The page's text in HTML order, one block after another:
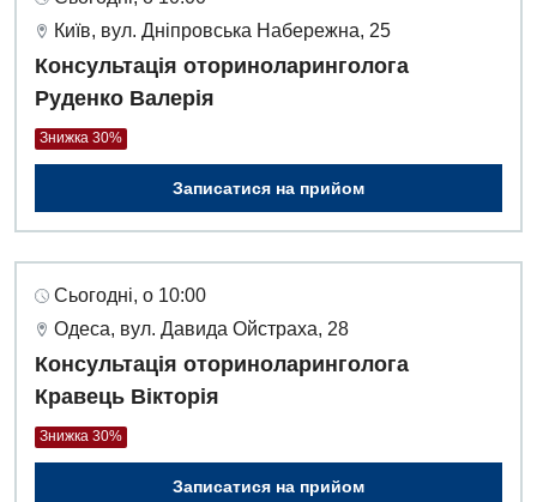
Київ, вул. Дніпровська Набережна, 25
Консультація оториноларинголога
Руденко Валерія
Знижка 30%
Записатися на прийом
Сьогодні, о 10:00
Одеса, вул. Давида Ойстраха, 28
Консультація оториноларинголога
Кравець Вікторія
Знижка 30%
Записатися на прийом